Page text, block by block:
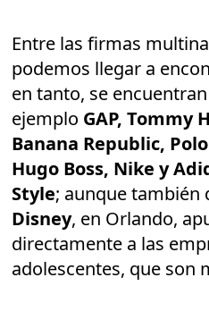
Entre las firmas
podemos llegar a
en tanto, se
ejemplo GAP, Tommy
Banana Republic,
Hugo Boss, Nike y
Style; aunque también
Disney, en Orlando,
directamente a las
adolescentes, que son